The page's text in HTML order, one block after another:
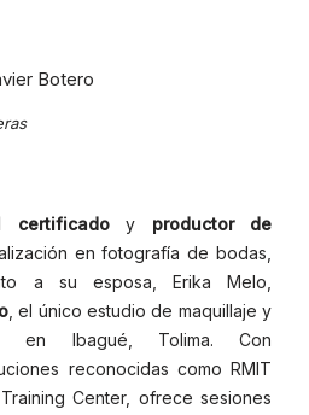
Botero
certificadoy productor de
en fotografía de bodas,
a su esposa, Erika Melo,
, el único estudio de maquillaje y
en Ibagué, Tolima. Con
reconocidas como RMIT
Center, ofrece sesiones